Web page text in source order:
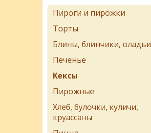
Пироги и пирожки
Торты
Блины, блинчики, оладьи
Печенье
Кексы
Пирожные
Хлеб, булочки, куличи,
круассаны